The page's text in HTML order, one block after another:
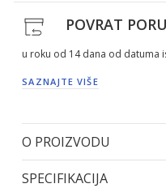
POVRAT
u roku od 14 dana od datuma
SAZNAJTE VIŠE
O PROIZVODU
SPECIFIKACIJA